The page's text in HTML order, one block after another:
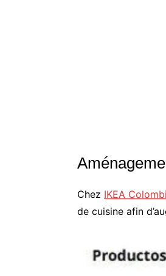
Chez IKEA
de cuisine afin